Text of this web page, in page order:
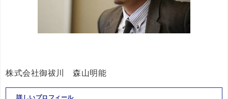
株式会社御祓川 森山明能
詳しいプロフィール